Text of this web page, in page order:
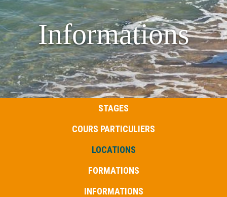
Informations
STAGES
COURS PARTICULIERS
LOCATIONS
FORMATIONS
INFORMATIONS